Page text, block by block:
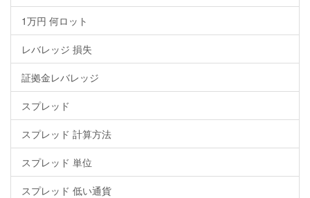
1万円 何ロット
レバレッジ 損失
証拠金レバレッジ
スプレッド
スプレッド 計算方法
スプレッド 単位
スプレッド 低い通貨